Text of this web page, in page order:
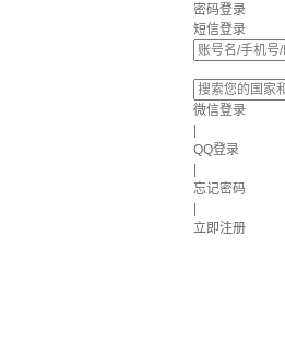
密码登录
短信登录
微信登录
QQ登录
忘记密码
立即注册